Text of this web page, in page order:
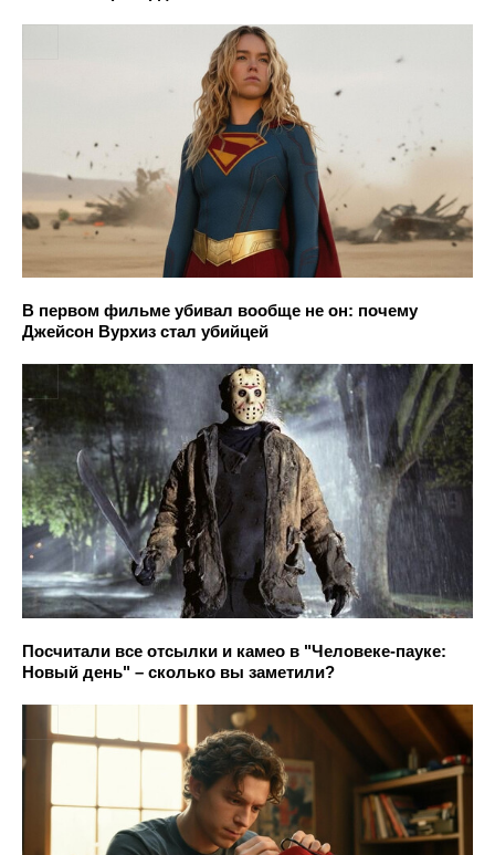
В первом фильме убивал вообще не он: почему
Джейсон Вурхиз стал убийцей
Посчитали все отсылки и камео в "Человеке-пауке:
Новый день" – сколько вы заметили?